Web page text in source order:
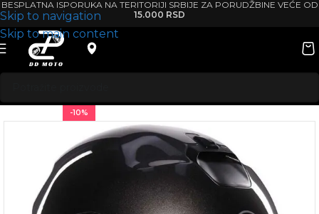
Skip to navigation
Skip to main content
BESPLATNA ISPORUKA NA TERITORIJI SRBIJE ZA PORUDŽBINE VEĆE OD
15.000 RSD
-10%